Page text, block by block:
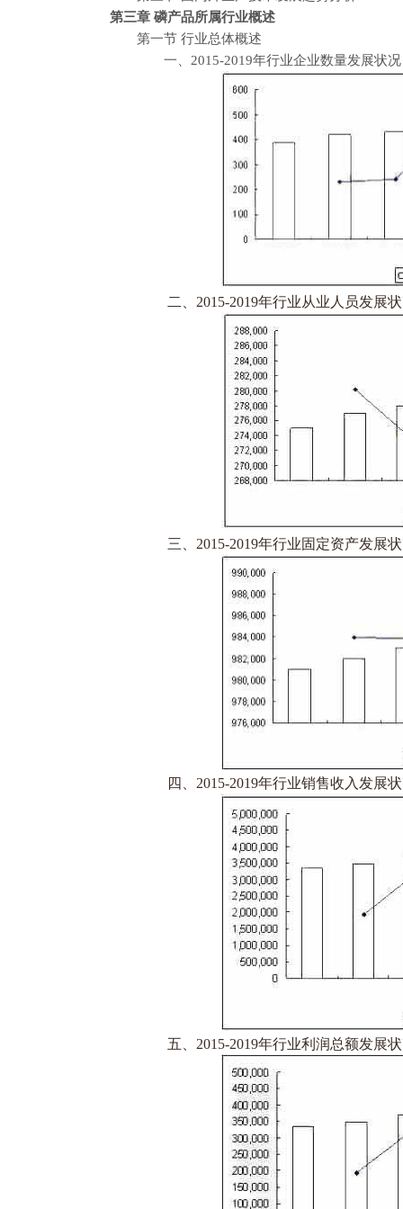
第三章 磷产品所属行业概述
第一节 行业总体概述
一、2015-2019年行业企业数量发展状况
二、2015-2019年行业从业人员发展状
三、2015-2019年行业固定资产发展状
四、2015-2019年行业销售收入发展状
五、2015-2019年行业利润总额发展状